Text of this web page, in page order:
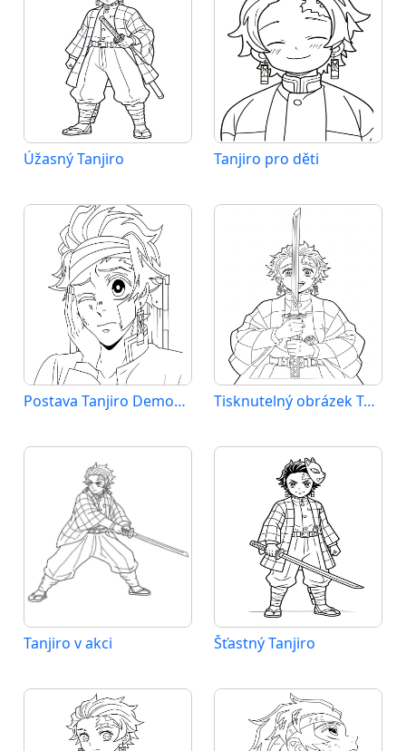
Úžasný Tanjiro Tanjiro pro děti
Postava Tanjiro Demon Slayer Tisknutelný obrázek Tandžira
Tanjiro v akci Šťastný Tanjiro